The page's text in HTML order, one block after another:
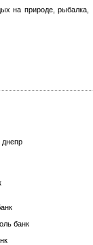
на природе, рыбалка,
днепр
банк